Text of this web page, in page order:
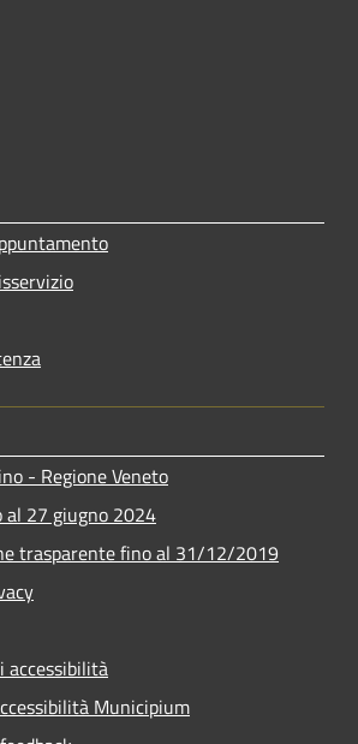
- Regione Veneto
27 giugno 2024
trasparente fino al 31/12/2019
accessibilità
Municipium